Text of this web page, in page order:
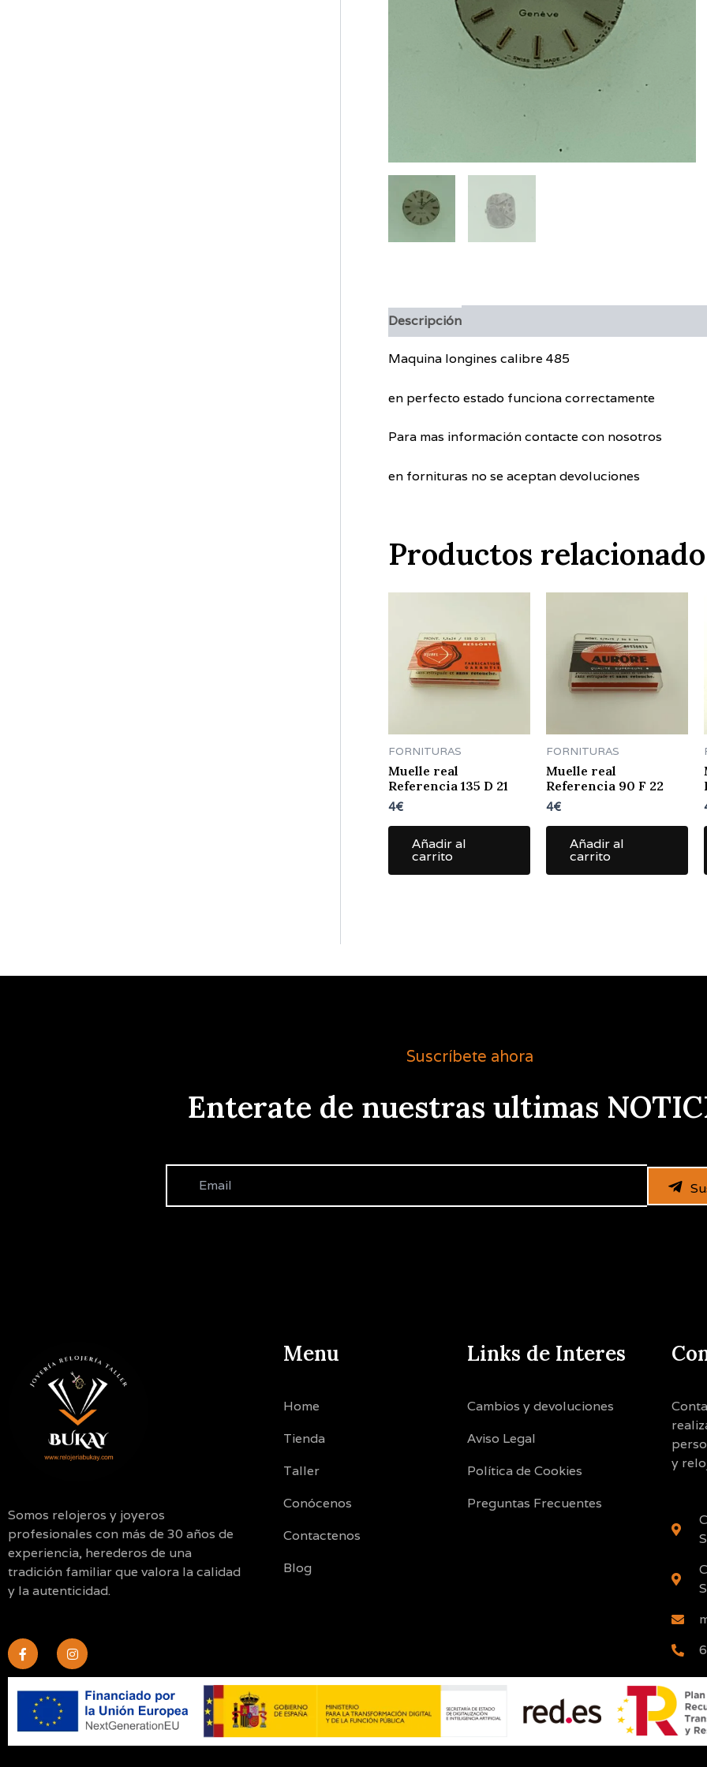
Descripción
Maquina longines calibre 485
en perfecto estado funciona correctamente
Para mas información contacte con nosotros
en fornituras no se aceptan devoluciones
Productos
FORNITURAS
Muelle real
Referencia 135 D 21
4€
Añadir al
carrito
FORNITURAS
Muelle real
Referencia 90 F 22
4€
Añadir al
carrito
Suscríbete ahora
Enterate de nuestras ultimas
Somos relojeros y joyeros
profesionales con más de 30 años de
experiencia, herederos de una
tradición familiar que valora la calidad
y la autenticidad.
F
a
c
e
b
k
-
I
n
s
t
a
a
m
Menu
Home
Tienda
Taller
Conócenos
Contactenos
Blog
Links de Interes
Cambios y devoluciones
Aviso Legal
Política de Cookies
Preguntas Frecuentes
y